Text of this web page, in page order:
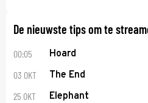
De nieuwste tips om te
00:05 Hoard
03 OKT The End
25 OKT Elephant